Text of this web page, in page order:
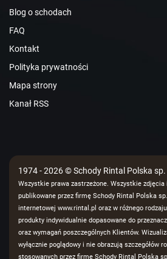
Blog o schodach
FAQ
Kontakt
Polityka prywatności
Mapa strony
Kanał RSS
1974 - 2026 © Schody Rintal Polska sp.
Wszystkie prawa zastrzeżone. Wszystkie
publikowane przez firmę Schody Rintal Polska
internetowej www.rintal.pl oraz w różnego
produkty indywidualnie dopasowane do
oraz wymagań poszczególnych Klientów.
wyłącznie poglądowy i nie obrazują szczegółów
stosowanych przez firmę Schody Rintal Polska